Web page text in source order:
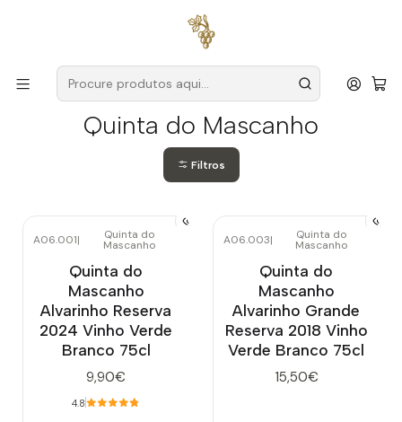
para encomendas a partir de
Produtores Vinho Verde Quinta do Mascanho
Quinta do Mascanho
Filtros
A06.001| Quinta do
Mascanho
Quinta do
Mascanho
Alvarinho Reserva
2024 Vinho Verde
Branco 75cl
9,90€
4.8
Esgotado
A06.003| Quinta do
Mascanho
Quinta do
Mascanho
Alvarinho Grande
Reserva 2018 Vinho
Verde Branco 75cl
15,50€